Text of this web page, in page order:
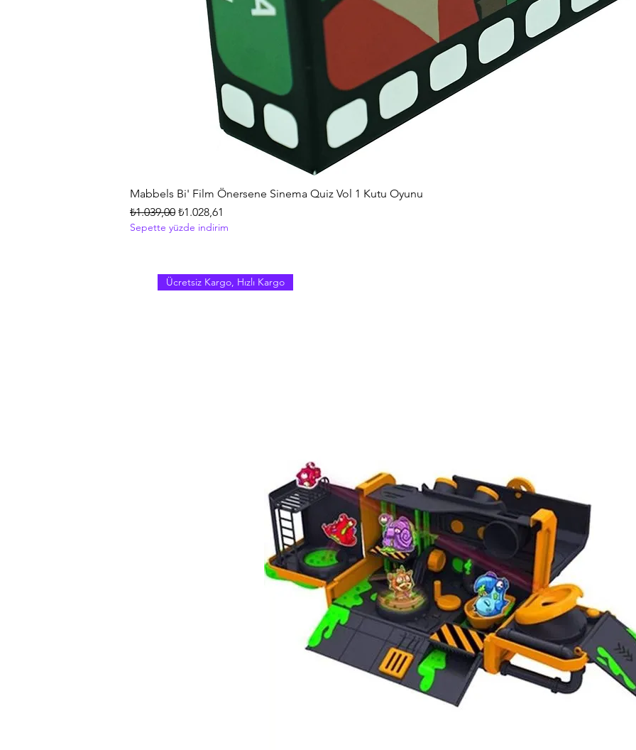
Mabbels Bi' Film Önersene Sinema Quiz Vol 1 Kutu Oyunu
Normal Fiyat
₺1.039,00 İndirimli Fiyat
₺1.028,61
Sepette yüzde indirim
Ücretsiz Kargo, Hızlı Kargo